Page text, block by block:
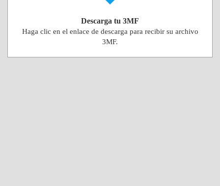
Descarga tu 3MF
Haga clic en el enlace de descarga para recibir su archivo
3MF.